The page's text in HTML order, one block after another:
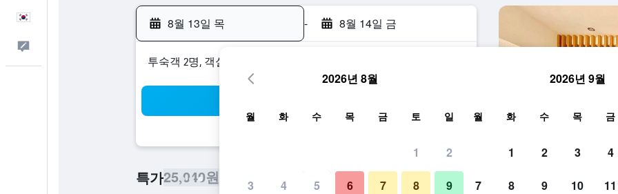
8월 13일 목 - 8월 14일 금
​투숙객 2​명, ​객실 1개
특가25,040원
2026년 8월
월 화 수 목 금 토 일
1 2
3 4 5 6 7 8 9
2026년 9월
월 화 수 목 금
1 2 3 4
7 8 9 10 11